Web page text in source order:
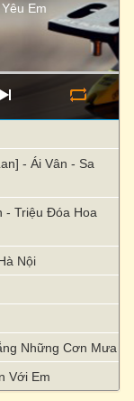
Em
- Ái Vân - Sa
- Triệu Đóa Hoa
Nội
Những Cơn Mưa
Với Em